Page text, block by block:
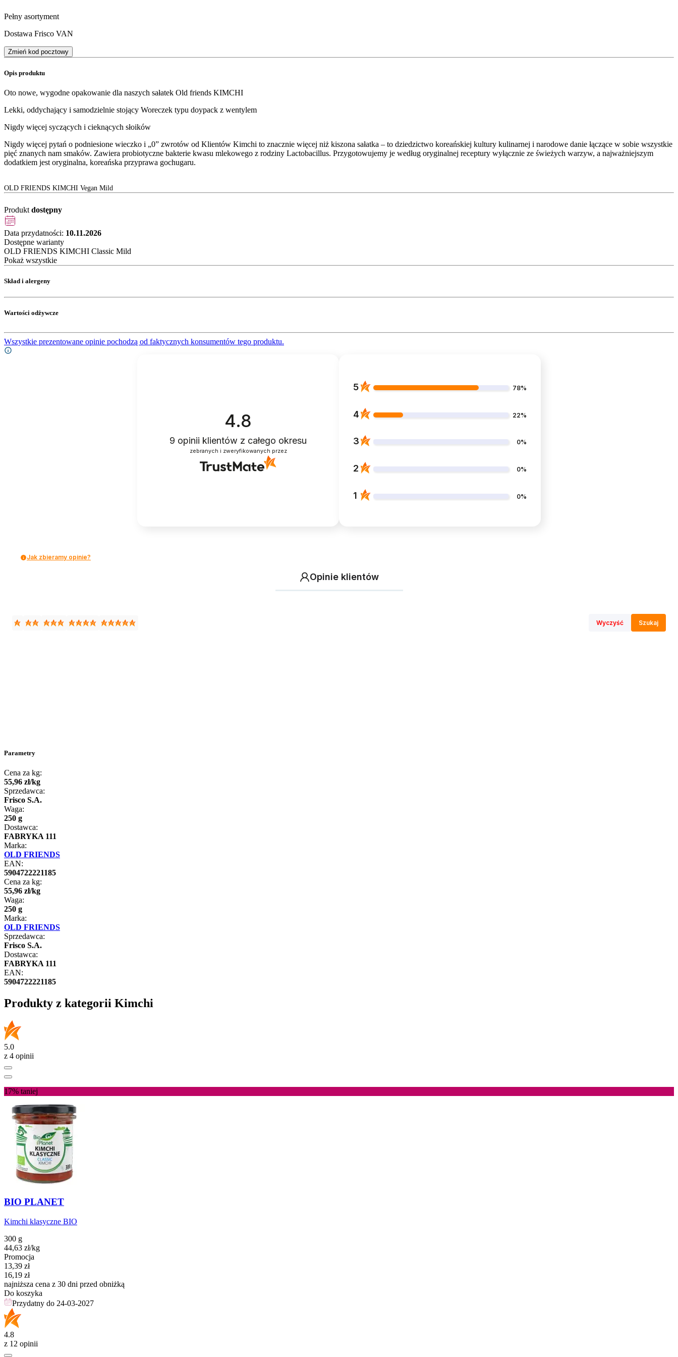
Pełny asortyment
Dostawa Frisco VAN
Zmień kod pocztowy
Opis produktu
Oto nowe, wygodne opakowanie dla naszych sałatek Old friends KIMCHI
Lekki, oddychający i samodzielnie stojący Woreczek typu doypack z wentylem
Nigdy więcej syczących i cieknących słoików
Nigdy więcej pytań o podniesione wieczko i „0” zwrotów od Klientów Kimchi to znacznie więcej niż kiszona sałatka – to dziedzictwo koreańskiej kultury kulinarnej i narodowe danie łączące w sobie wszystkie
pięć znanych nam smaków. Zawiera probiotyczne bakterie kwasu mlekowego z rodziny Lactobacillus. Przygotowujemy je według oryginalnej receptury wyłącznie ze świeżych warzyw, a najważniejszym
dodatkiem jest oryginalna, koreańska przyprawa gochugaru.
OLD FRIENDS KIMCHI Vegan Mild
Produkt dostępny
Data przydatności: 10.11.2026
Dostępne warianty
OLD FRIENDS KIMCHI Classic Mild
Pokaż wszystkie
Skład i alergeny
Wartości odżywcze
Wszystkie prezentowane opinie pochodzą od faktycznych konsumentów tego produktu.
4.8
9 opinii klientów z całego okresu
zebranych i zweryfikowanych przez
5 78%
4 22%
3 0%
2 0%
1 0%
Jak zbieramy opinie?
Opinie klientów
Wyczyść Szukaj
Parametry
Cena za kg:
55,96 zł/kg
Sprzedawca:
Frisco S.A.
Waga:
250 g
Dostawca:
FABRYKA 111
Marka:
OLD FRIENDS
EAN:
5904722221185
Cena za kg:
55,96 zł/kg
Waga:
250 g
Marka:
OLD FRIENDS
Sprzedawca:
Frisco S.A.
Dostawca:
FABRYKA 111
EAN:
5904722221185
Produkty z kategorii Kimchi
5.0
z 4 opinii
17% taniej
BIO PLANET
Kimchi klasyczne BIO
300 g
44,63 zł/kg
Promocja
Cena promocyjna
13,39 zł
16,19 zł
najniższa cena z 30 dni przed obniżką
Do koszyka
Przydatny do 24-03-2027
4.8
z 12 opinii